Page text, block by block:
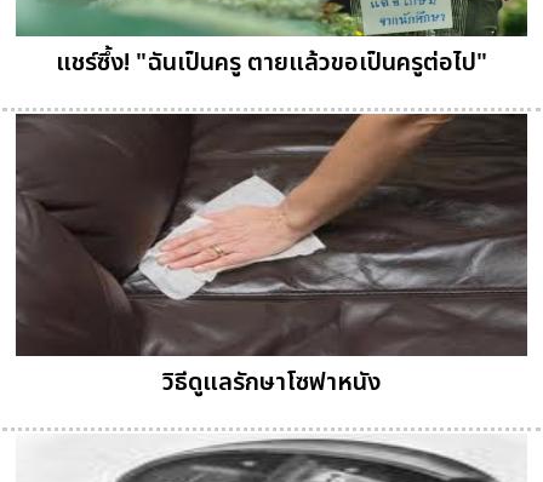
แชร์ซึ้ง! "ฉันเป็นครู ตายแล้วขอเป็นครูต่อไป"
วิธีดูแลรักษาโซฟาหนัง